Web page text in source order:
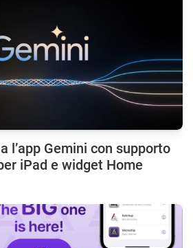
l’app Gemini con supporto
iPad e widget Home